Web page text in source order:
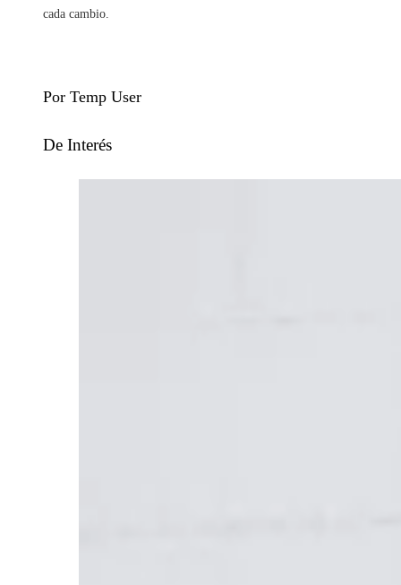
cada cambio.
Por Temp User
De Interés